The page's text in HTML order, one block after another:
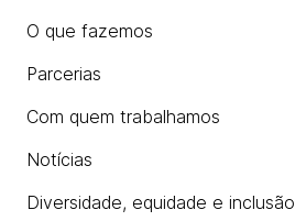
O que fazemos
Parcerias
Com quem trabalhamos
Notícias
Diversidade, equidade e inclusão